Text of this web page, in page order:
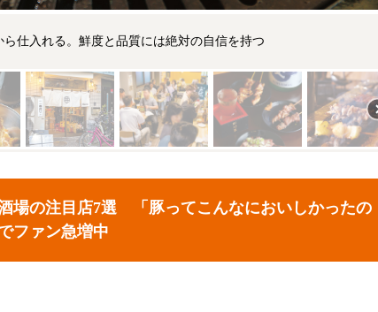
仕入れる。鮮度と品質には絶対の自信を持つ
場の注目店7選 「豚ってこんなにおいしかったの
ファン急増中